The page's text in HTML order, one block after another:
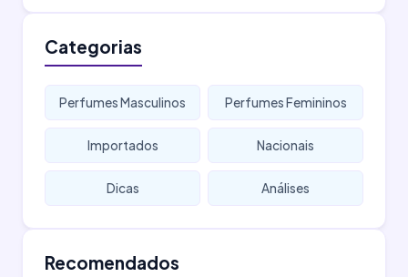
Categorias
Perfumes Masculinos Perfumes Femininos
Importados Nacionais
Dicas Análises
Recomendados